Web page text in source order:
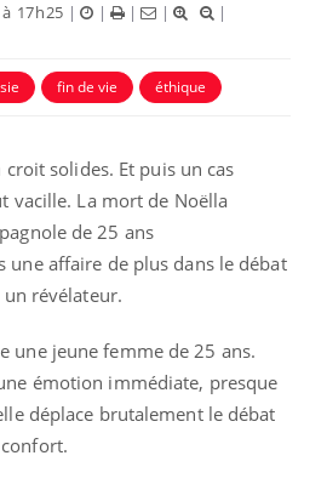
17h25 | | | |
|
fin de vie éthique
croit solides. Et puis un cas
vacille. La mort de Noëlla
de 25 ans
une affaire de plus dans le débat
un révélateur.
une jeune femme de 25 ans.
émotion immédiate, presque
déplace brutalement le débat